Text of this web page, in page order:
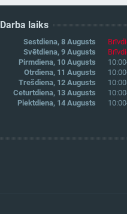
Darba laiks
Sestdiena, 8 Augusts
Svētdiena, 9 Augusts
Pirmdiena, 10 Augusts
Otrdiena, 11 Augusts
Trešdiena, 12 Augusts
Ceturtdiena, 13 Augusts
Piektdiena, 14 Augusts